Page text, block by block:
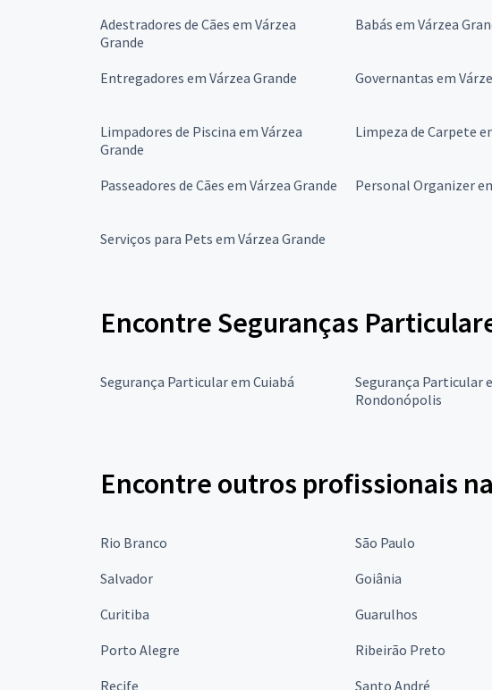
Adestradores de Cães em Várzea
Grande
Babás em Várzea
Entregadores em Várzea Grande Governantas em
Limpadores de Piscina em Várzea
Grande
Limpeza de Carpete
Passeadores de Cães em Várzea Grande
Personal Organizer
Serviços para Pets em Várzea Grande
Encontre Seguranças
Segurança Particular em Cuiabá
Segurança Particular
Rondonópolis
Encontre outros profissionais
Rio Branco São Paulo
Salvador
Goiânia
Curitiba
Guarulhos
Porto Alegre
Ribeirão Preto
Recife
Santo André